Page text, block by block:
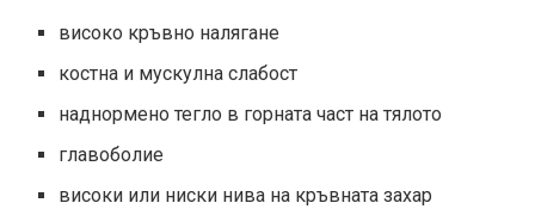
високо кръвно налягане
костна и мускулна слабост
наднормено тегло в горната част на тялото
главоболие
високи или ниски нива на кръвната захар